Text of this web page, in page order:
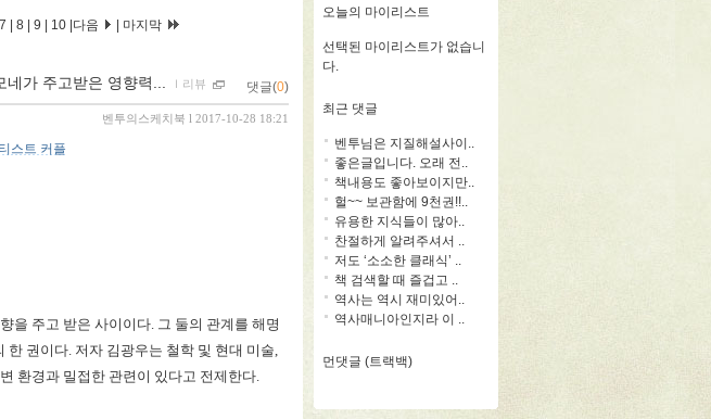
7 8 9 10 다음 마지막
네가 주고받은 영향력... ｌ 리뷰 댓글(0)
벤투의스케치북 l 2017-10-28 18:21
스트 커플
을 주고 받은 사이이다. 그 둘의 관계를 해명
한 권이다. 저자 김광우는 철학 및 현대 미술,
환경과 밀접한 관련이 있다고 전제한다.
오늘의 마이리스트
선택된 마이리스트가 없습니
다.
최근 댓글
벤투님은 지질해설사이..
좋은글입니다. 오래 전..
책내용도 좋아보이지만..
헐~~ 보관함에 9천권!!..
유용한 지식들이 많아..
찬절하게 알려주셔서 ..
저도 ‘소소한 클래식’ ..
책 검색할 때 즐겁고 ..
역사는 역시 재미있어..
역사매니아인지라 이 ..
먼댓글 (트랙백)